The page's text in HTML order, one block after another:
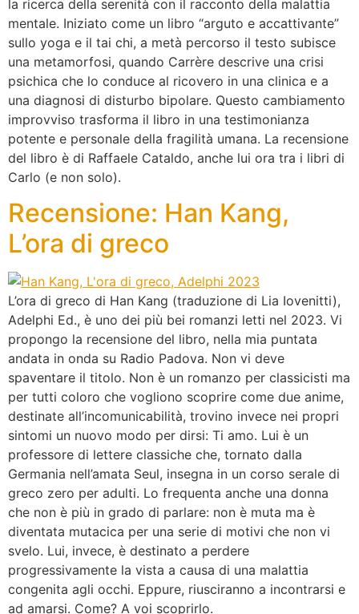
la ricerca della serenità con il racconto della malattia
mentale. Iniziato come un libro “arguto e accattivante”
sullo yoga e il tai chi, a metà percorso il testo subisce
una metamorfosi, quando Carrère descrive una crisi
psichica che lo conduce al ricovero in una clinica e a
una diagnosi di disturbo bipolare. Questo cambiamento
improvviso trasforma il libro in una testimonianza
potente e personale della fragilità umana. La recensione
del libro è di Raffaele Cataldo, anche lui ora tra i libri di
Carlo (e non solo).
Recensione: Han Kang,
L’ora di greco
L’ora di greco di Han Kang (traduzione di Lia Iovenitti),
Adelphi Ed., è uno dei più bei romanzi letti nel 2023. Vi
propongo la recensione del libro, nella mia puntata
andata in onda su Radio Padova. Non vi deve
spaventare il titolo. Non è un romanzo per classicisti ma
per tutti coloro che vogliono scoprire come due anime,
destinate all’incomunicabilità, trovino invece nei propri
sintomi un nuovo modo per dirsi: Ti amo. Lui è un
professore di lettere classiche che, tornato dalla
Germania nell’amata Seul, insegna in un corso serale di
greco zero per adulti. Lo frequenta anche una donna
che non è più in grado di parlare: non è muta ma è
diventata mutacica per una serie di motivi che non vi
svelo. Lui, invece, è destinato a perdere
progressivamente la vista a causa di una malattia
congenita agli occhi. Eppure, riusciranno a incontrarsi e
ad amarsi. Come? A voi scoprirlo.